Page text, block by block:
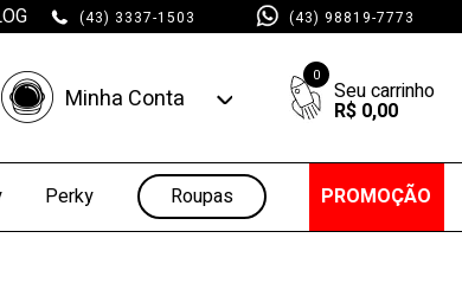
(43) 3337-1503 (43) 98819-7773
Minha Conta
Minhas Compras
0
R$ 0,00
Perky Roupas PROMOÇÃO